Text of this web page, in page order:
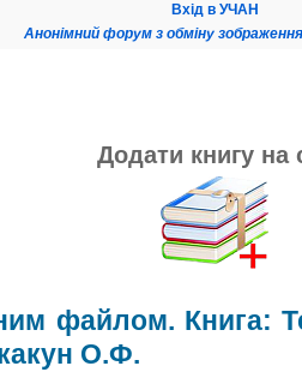
Вхід в УЧАН
Анонімний форум з обміну
Додати книгу на
файлом. Книга:
О.Ф.